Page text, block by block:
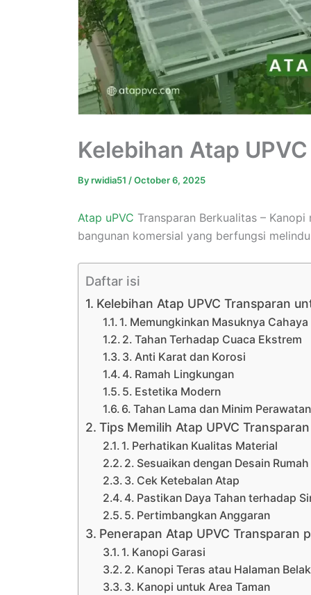
Kelebihan Atap
Byrwidia51 /October 6, 2025
Atap uPVC Transparan Berkualitas –
bangunan komersial yang berfungsi
Daftar isi
Kelebihan Atap UPVC Transparan
1. Memungkinkan Masuknya
2. Tahan Terhadap Cuaca Ekstrem
3. Anti Karat dan Korosi
4. Ramah Lingkungan
5. Estetika Modern
6. Tahan Lama dan Minim Perawatan
Tips Memilih Atap UPVC
1. Perhatikan Kualitas Material
2. Sesuaikan dengan Desain Rumah
3. Cek Ketebalan Atap
4. Pastikan Daya Tahan terhadap
5. Pertimbangkan Anggaran
Penerapan Atap UPVC Transparan
1. Kanopi Garasi
2. Kanopi Teras atau Halaman
3. Kanopi untuk Area Taman